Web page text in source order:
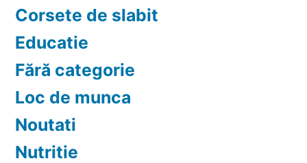
Corsete de slabit
Educatie
Fără categorie
Loc de munca
Noutati
Nutritie